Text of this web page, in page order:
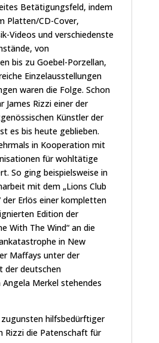
Betätigungsfeld, indem
Platten/CD-Cover,
Videos und verschiedenste
von
bis zu Goebel-Porzellan,
Einzelausstellungen
waren die Folge. Schon
James Rizzi einer der
Künstler der
es bis heute geblieben.
in Kooperation mit
für wohltätige
So ging beispielsweise in
mit dem „Lions Club
der Erlös einer kompletten
Edition der
With The Wind“ an die
in New
Maffays unter der
der deutschen
Angela Merkel stehendes
zugunsten hilfsbedürftiger
Rizzi die Patenschaft für